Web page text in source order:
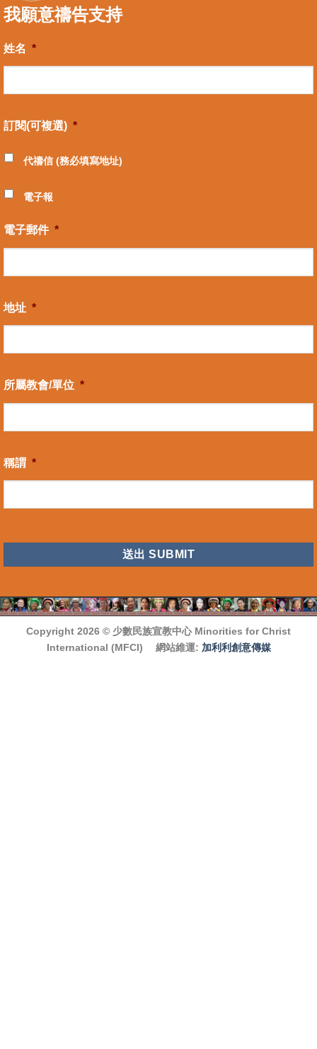
我願意禱告支持
姓名 *
訂閱(可複選) *
代禱信 (務必填寫地址)
電子報
電子郵件 *
地址 *
所屬教會/單位 *
稱謂 *
Copyright 2026 © 少數民族宣教中心 Minorities for Christ
International (MFCI) 網站維運: 加利利創意傳媒